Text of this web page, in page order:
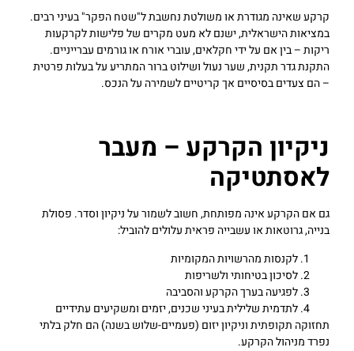
קרקע שאינה מגודרת או משולטת נחשבת ל"שטח הפקר" בעיני רבים.
במציאות הישראלית, ישנם לא מעט מקרים של פלישות לקרקעות
ריקות – בין אם על ידי חקלאים, עוברי אורח או גורמים עברייניים.
התקנת גדר תקנית, שער נעול ושילוט ברור המתריע על בעלות פרטית
– הם צעדים בסיסיים אך קריטיים לשמירה על הנכס.
ניקיון הקרקע – מעבר
לאסתטיקה
גם אם הקרקע אינה מפותחת, חשוב לשמור על ניקיון וסדר. פסולת
בנייה, גרוטאות או עשבייה פראית עלולים להוביל:
לקנסות מהרשויות המקומיות
לסיכון בטיחותי ולשריפות
לפגיעה בערך הקרקע והסביבה
לתדמית שלילית בעיני שכנים, יזמים ומשקיעים עתידיים
תחזוקה תקופתית וניקיון יזום (פעמיים-שלוש בשנה) הם חלק בלתי
נפרד מניהול הקרקע.